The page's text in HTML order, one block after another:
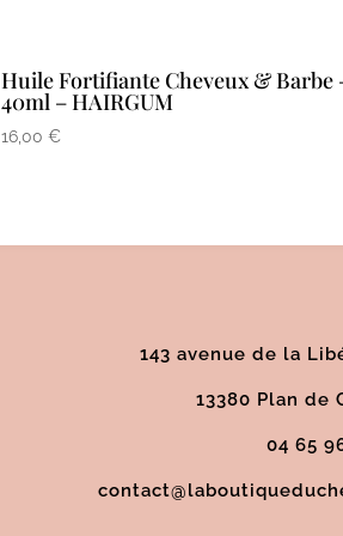
Huile Fortifiante Cheveux & Barbe
40ml – HAIRGUM
16,00€
143 avenue de la
13380 Plan de
04 65